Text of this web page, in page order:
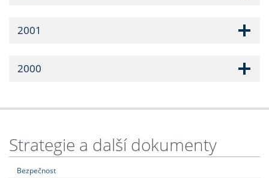
2001
2000
Strategie a další dokumenty
Bezpečnost